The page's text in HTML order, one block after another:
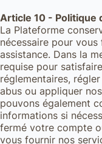
Article 10 - Politique
La Plateforme
nécessaire pour
assistance. Dans la
requise pour
réglementaires,
abus ou appliquer
pouvons également
informations si
fermé votre compte
vous fournir nos